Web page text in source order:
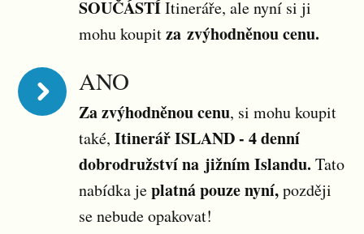
SOUČÁSTÍItineráře, ale nyní si ji
mohu koupitza zvýhodněnou cenu.
ANO
Za zvýhodněnou cenu, si mohu koupit
také,Itinerář ISLAND - 4 denní
dobrodružství na jižním Islandu.Tato
nabídka jeplatná pouze nyní,později
se nebude opakovat!